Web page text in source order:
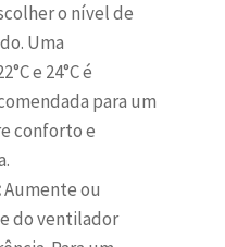
o nível de
Uma
e 24°C é
para um
conforto e
Aumente ou
do ventilador